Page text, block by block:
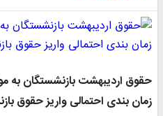
حقوق اردیبهشت بازنشستگان به
زمان بندی احتمالی واریز حقوق